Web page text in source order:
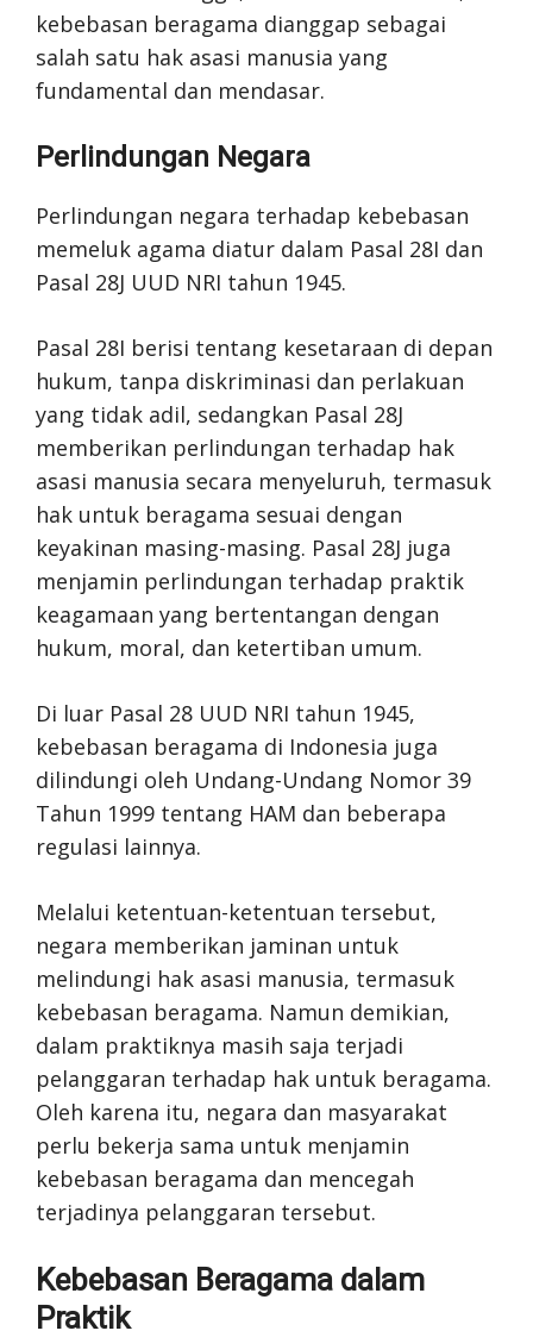
kebebasan beragama dianggap sebagai
salah satu hak asasi manusia yang
fundamental dan mendasar.
Perlindungan Negara
Perlindungan negara terhadap kebebasan
memeluk agama diatur dalam Pasal 28I dan
Pasal 28J UUD NRI tahun 1945.
Pasal 28I berisi tentang kesetaraan di depan
hukum, tanpa diskriminasi dan perlakuan
yang tidak adil, sedangkan Pasal 28J
memberikan perlindungan terhadap hak
asasi manusia secara menyeluruh, termasuk
hak untuk beragama sesuai dengan
keyakinan masing-masing. Pasal 28J juga
menjamin perlindungan terhadap praktik
keagamaan yang bertentangan dengan
hukum, moral, dan ketertiban umum.
Di luar Pasal 28 UUD NRI tahun 1945,
kebebasan beragama di Indonesia juga
dilindungi oleh Undang-Undang Nomor 39
Tahun 1999 tentang HAM dan beberapa
regulasi lainnya.
Melalui ketentuan-ketentuan tersebut,
negara memberikan jaminan untuk
melindungi hak asasi manusia, termasuk
kebebasan beragama. Namun demikian,
dalam praktiknya masih saja terjadi
pelanggaran terhadap hak untuk beragama.
Oleh karena itu, negara dan masyarakat
perlu bekerja sama untuk menjamin
kebebasan beragama dan mencegah
terjadinya pelanggaran tersebut.
Kebebasan Beragama dalam
Praktik